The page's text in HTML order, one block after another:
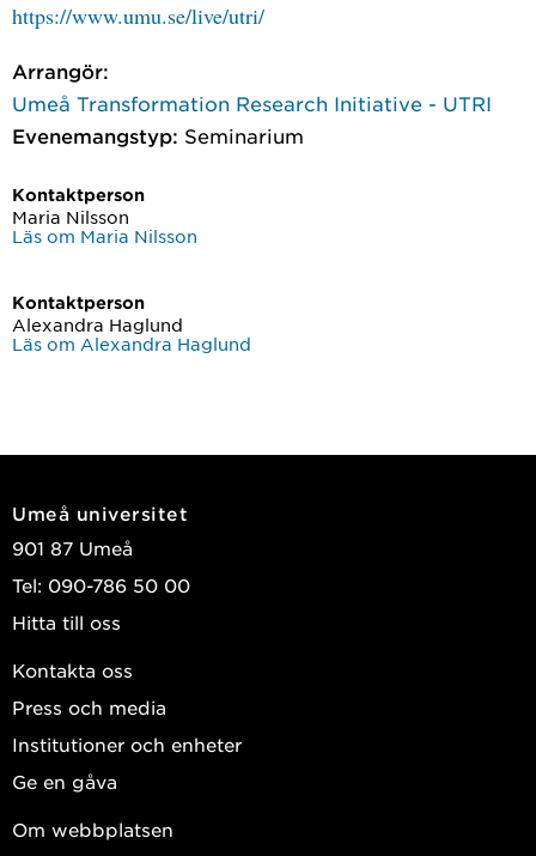
https://www.umu.se/live/utri/
Arrangör:
Umeå Transformation Research Initiative - UTRI
Evenemangstyp: Seminarium
Kontaktperson
Maria Nilsson
Läs om Maria Nilsson
Kontaktperson
Alexandra Haglund
Läs om Alexandra Haglund
Umeå universitet
901 87 Umeå
Tel: 090-786 50 00
Hitta till oss
Kontakta oss
Press och media
Institutioner och enheter
Ge en gåva
Om webbplatsen